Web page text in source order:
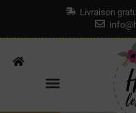
Livraison